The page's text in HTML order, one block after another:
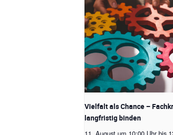
Vielfalt als Chance –
langfristig binden